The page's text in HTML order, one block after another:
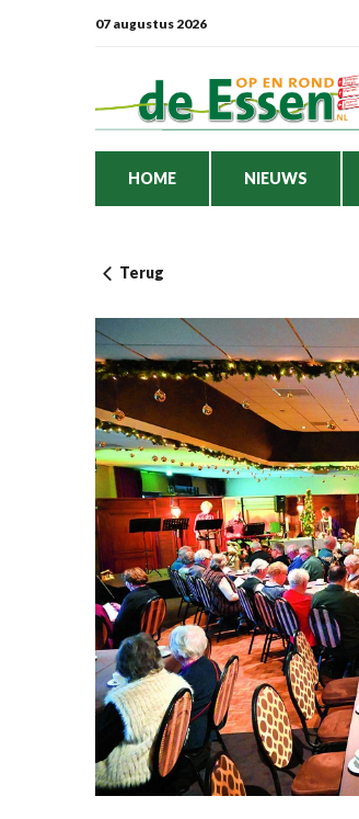
07 augustus 2026
HOME NIEUWS
Terug